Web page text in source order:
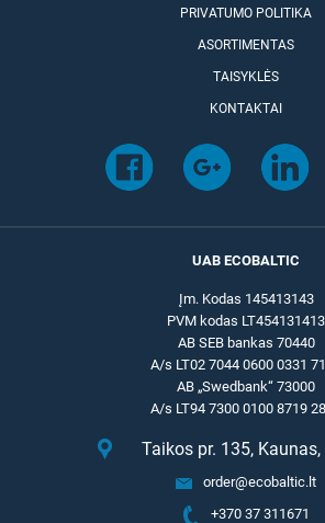
PRIVATUMO POLITIKA
ASORTIMENTAS
TAISYKLĖS
KONTAKTAI
UAB ECOBALTIC
Įm. Kodas 145413143
PVM kodas LT454131413
AB SEB bankas 70440
A/s LT02 7044 0600 0331
AB „Swedbank“ 73000
A/s LT94 7300 0100 8719
Taikos pr. 135, Kaunas,
order@ecobaltic.lt
+370 37 311671